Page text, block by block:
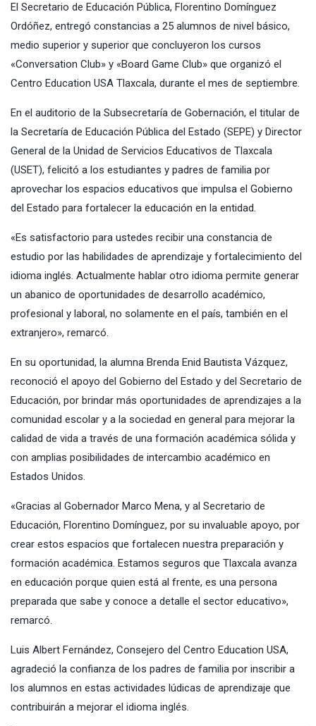
El Secretario de Educación Pública, Florentino Domínguez
Ordóñez, entregó constancias a 25 alumnos de nivel básico,
medio superior y superior que concluyeron los cursos
«Conversation Club» y «Board Game Club» que organizó el
Centro Education USA Tlaxcala, durante el mes de septiembre.
En el auditorio de la Subsecretaría de Gobernación, el titular de
la Secretaría de Educación Pública del Estado (SEPE) y Director
General de la Unidad de Servicios Educativos de Tlaxcala
(USET), felicitó a los estudiantes y padres de familia por
aprovechar los espacios educativos que impulsa el Gobierno
del Estado para fortalecer la educación en la entidad.
«Es satisfactorio para ustedes recibir una constancia de
estudio por las habilidades de aprendizaje y fortalecimiento del
idioma inglés. Actualmente hablar otro idioma permite generar
un abanico de oportunidades de desarrollo académico,
profesional y laboral, no solamente en el país, también en el
extranjero», remarcó.
En su oportunidad, la alumna Brenda Enid Bautista Vázquez,
reconoció el apoyo del Gobierno del Estado y del Secretario de
Educación, por brindar más oportunidades de aprendizajes a la
comunidad escolar y a la sociedad en general para mejorar la
calidad de vida a través de una formación académica sólida y
con amplias posibilidades de intercambio académico en
Estados Unidos.
«Gracias al Gobernador Marco Mena, y al Secretario de
Educación, Florentino Domínguez, por su invaluable apoyo, por
crear estos espacios que fortalecen nuestra preparación y
formación académica. Estamos seguros que Tlaxcala avanza
en educación porque quien está al frente, es una persona
preparada que sabe y conoce a detalle el sector educativo»,
remarcó.
Luis Albert Fernández, Consejero del Centro Education USA,
agradeció la confianza de los padres de familia por inscribir a
los alumnos en estas actividades lúdicas de aprendizaje que
contribuirán a mejorar el idioma inglés.